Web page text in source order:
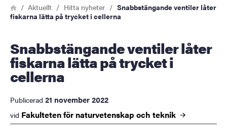
Länkstig
HemAktuellt Hitta nyheter
Snabbstängande ventiler låter
fiskarna lätta på trycket i cellerna
Snabbstängande ventiler låter
fiskarna lätta på trycket i
cellerna
Publicerad 21 november 2022
vid Fakulteten för naturvetenskap och teknik